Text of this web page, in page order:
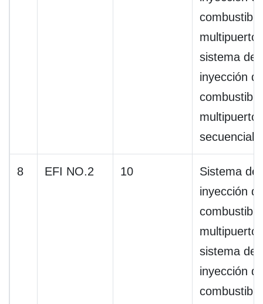
combustible
multipuerto
sistema de
inyección
combustible
multipuerto
secuencial
8 EFI NO.2 10
Sistema de
inyección
combustible
multipuerto
sistema de
inyección
combustible